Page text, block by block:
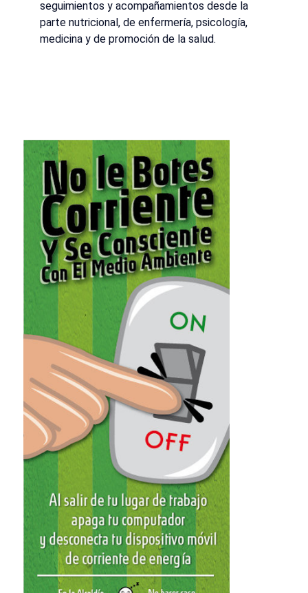
seguimientos y acompañamientos desde la
parte nutricional, de enfermería, psicología,
medicina y de promoción de la salud.